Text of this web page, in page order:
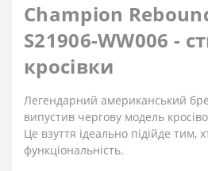
Champion
S21906-WW006 -
кросівки
Легендарний американський
випустив чергову модель
Це взуття ідеально підійде тим,
функціональність.